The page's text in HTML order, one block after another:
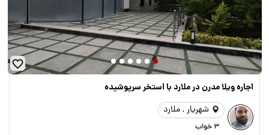
اجاره ویلا مدرن در ملارد با استخر سرپوشیده
شهریار , ملارد
3 خواب